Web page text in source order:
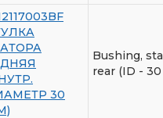
30
Bushing,
rear (ID -